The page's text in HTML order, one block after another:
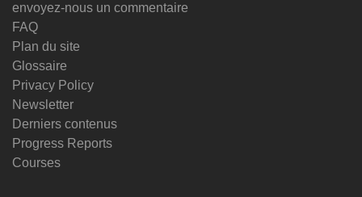
envoyez-nous un commentaire
FAQ
Plan du site
Glossaire
Privacy Policy
Newsletter
Derniers contenus
Progress Reports
Courses